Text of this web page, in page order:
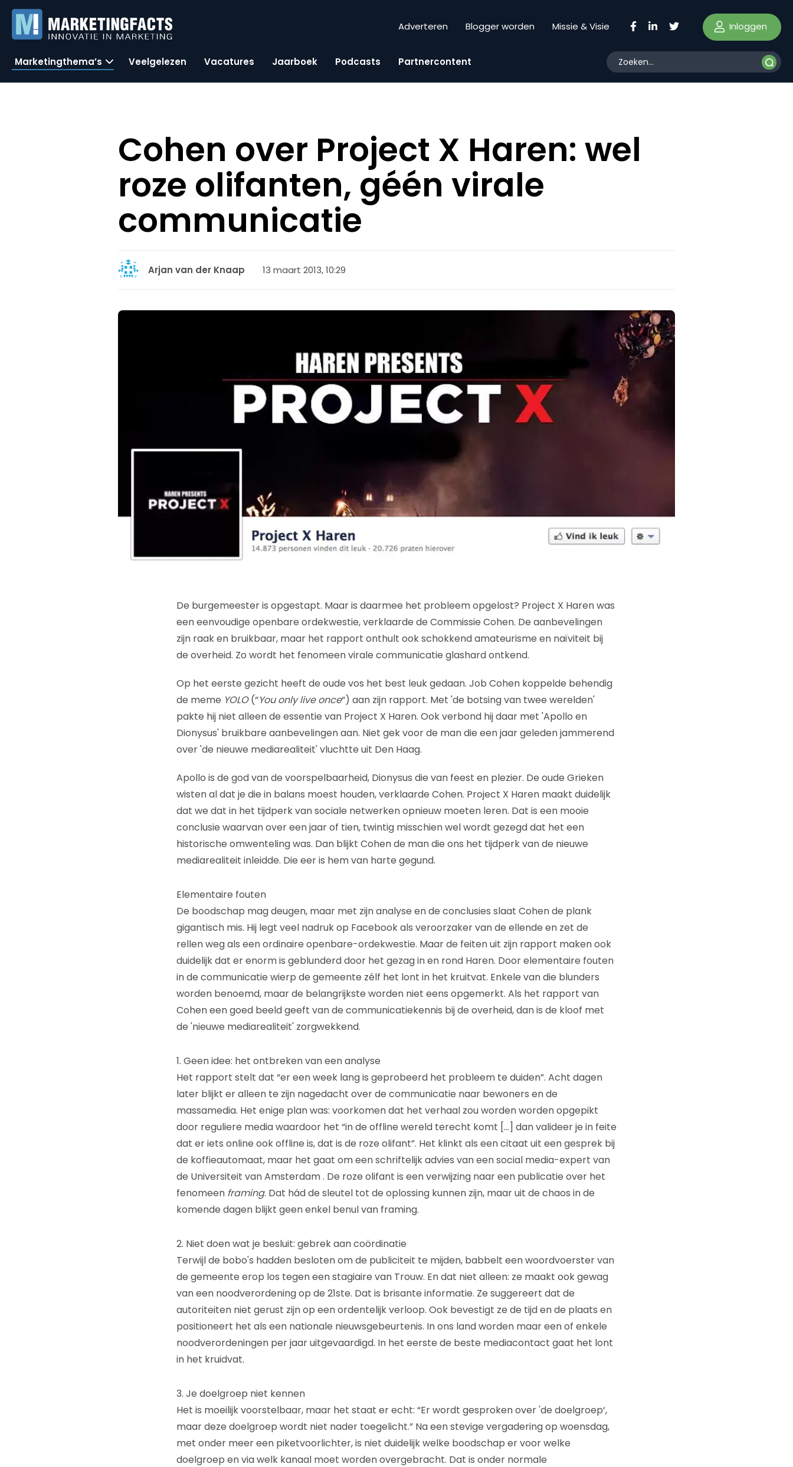
Adverteren Blogger worden Missie & Visie Inloggen
Marketingthema’s Veelgelezen Vacatures Jaarboek Podcasts Partnercontent
Cohen over Project X Haren: wel
roze olifanten, géén virale
communicatie
Arjan van der Knaap 13 maart 2013, 10:29
De burgemeester is opgestapt. Maar is daarmee het probleem opgelost? Project X Haren was
een eenvoudige openbare ordekwestie, verklaarde de Commissie Cohen. De aanbevelingen
zijn raak en bruikbaar, maar het rapport onthult ook schokkend amateurisme en naïviteit bij
de overheid. Zo wordt het fenomeen virale communicatie glashard ontkend.
Op het eerste gezicht heeft de oude vos het best leuk gedaan. Job Cohen koppelde behendig
de meme YOLO(“You only live once“) aan zijn rapport. Met 'de botsing van twee werelden'
pakte hij niet alleen de essentie van Project X Haren. Ook verbond hij daar met 'Apollo en
Dionysus' bruikbare aanbevelingen aan. Niet gek voor de man die een jaar geleden jammerend
over 'de nieuwe mediarealiteit' vluchtte uit Den Haag.
Apollo is de god van de voorspelbaarheid, Dionysus die van feest en plezier. De oude Grieken
wisten al dat je die in balans moest houden, verklaarde Cohen. Project X Haren maakt duidelijk
dat we dat in het tijdperk van sociale netwerken opnieuw moeten leren. Dat is een mooie
conclusie waarvan over een jaar of tien, twintig misschien wel wordt gezegd dat het een
historische omwenteling was. Dan blijkt Cohen de man die ons het tijdperk van de nieuwe
mediarealiteit inleidde. Die eer is hem van harte gegund.
Elementaire fouten
De boodschap mag deugen, maar met zijn analyse en de conclusies slaat Cohen de plank
gigantisch mis. Hij legt veel nadruk op Facebook als veroorzaker van de ellende en zet de
rellen weg als een ordinaire openbare-ordekwestie. Maar de feiten uit zijn rapport maken ook
duidelijk dat er enorm is geblunderd door het gezag in en rond Haren. Door elementaire fouten
in de communicatie wierp de gemeente zélf het lont in het kruitvat. Enkele van die blunders
worden benoemd, maar de belangrijkste worden niet eens opgemerkt. Als het rapport van
Cohen een goed beeld geeft van de communicatiekennis bij de overheid, dan is de kloof met
de 'nieuwe mediarealiteit' zorgwekkend.
1. Geen idee: het ontbreken van een analyse
Het rapport stelt dat “er een week lang is geprobeerd het probleem te duiden”. Acht dagen
later blijkt er alleen te zijn nagedacht over de communicatie naar bewoners en de
massamedia. Het enige plan was: voorkomen dat het verhaal zou worden worden opgepikt
door reguliere media waardoor het “in de offline wereld terecht komt […] dan valideer je in feite
dat er iets online ook offline is, dat is de roze olifant”. Het klinkt als een citaat uit een gesprek bij
de koffieautomaat, maar het gaat om een schriftelijk advies van een social media-expert van
de Universiteit van Amsterdam . De roze olifant is een verwijzing naar een publicatie over het
fenomeen framing. Dat hád de sleutel tot de oplossing kunnen zijn, maar uit de chaos in de
komende dagen blijkt geen enkel benul van framing.
2. Niet doen wat je besluit: gebrek aan coördinatie
Terwijl de bobo's hadden besloten om de publiciteit te mijden, babbelt een woordvoerster van
de gemeente erop los tegen een stagiaire van Trouw. En dat niet alleen: ze maakt ook gewag
van een noodverordening op de 21ste. Dat is brisante informatie. Ze suggereert dat de
autoriteiten niet gerust zijn op een ordentelijk verloop. Ook bevestigt ze de tijd en de plaats en
positioneert het als een nationale nieuwsgebeurtenis. In ons land worden maar een of enkele
noodverordeningen per jaar uitgevaardigd. In het eerste de beste mediacontact gaat het lont
in het kruidvat.
3. Je doelgroep niet kennen
Het is moeilijk voorstelbaar, maar het staat er echt: “Er wordt gesproken over 'de doelgroep‘,
maar deze doelgroep wordt niet nader toegelicht.” Na een stevige vergadering op woensdag,
met onder meer een piketvoorlichter, is niet duidelijk welke boodschap er voor welke
doelgroep en via welk kanaal moet worden overgebracht. Dat is onder normale